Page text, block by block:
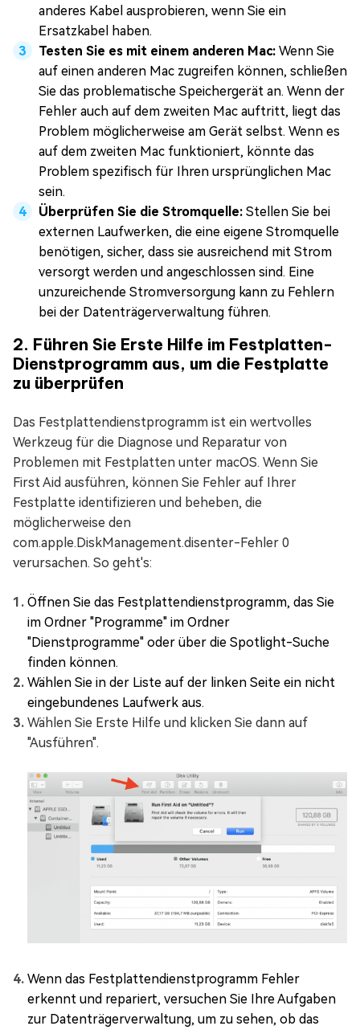
anderes Kabel ausprobieren, wenn Sie ein
Ersatzkabel haben.
Testen Sie es mit einem anderen Mac: Wenn Sie
auf einen anderen Mac zugreifen können, schließen
Sie das problematische Speichergerät an. Wenn der
Fehler auch auf dem zweiten Mac auftritt, liegt das
Problem möglicherweise am Gerät selbst. Wenn es
auf dem zweiten Mac funktioniert, könnte das
Problem spezifisch für Ihren ursprünglichen Mac
sein.
Überprüfen Sie die Stromquelle: Stellen Sie bei
externen Laufwerken, die eine eigene Stromquelle
benötigen, sicher, dass sie ausreichend mit Strom
versorgt werden und angeschlossen sind. Eine
unzureichende Stromversorgung kann zu Fehlern
bei der Datenträgerverwaltung führen.
2. Führen Sie Erste Hilfe im Festplatten-
Dienstprogramm aus, um die Festplatte
zu überprüfen
Das Festplattendienstprogramm ist ein wertvolles
Werkzeug für die Diagnose und Reparatur von
Problemen mit Festplatten unter macOS. Wenn Sie
First Aid ausführen, können Sie Fehler auf Ihrer
Festplatte identifizieren und beheben, die
möglicherweise den
com.apple.DiskManagement.disenter-Fehler 0
verursachen. So geht's:
Öffnen Sie das Festplattendienstprogramm, das Sie
im Ordner "Programme" im Ordner
"Dienstprogramme" oder über die Spotlight-Suche
finden können.
Wählen Sie in der Liste auf der linken Seite ein nicht
eingebundenes Laufwerk aus.
Wählen Sie Erste Hilfe und klicken Sie dann auf
"Ausführen".
Wenn das Festplattendienstprogramm Fehler
erkennt und repariert, versuchen Sie Ihre Aufgaben
zur Datenträgerverwaltung, um zu sehen, ob das